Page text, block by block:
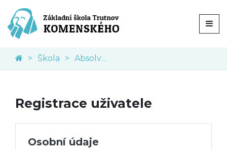
Škola Absolventi školy
Registrace uživatele
Osobní údaje